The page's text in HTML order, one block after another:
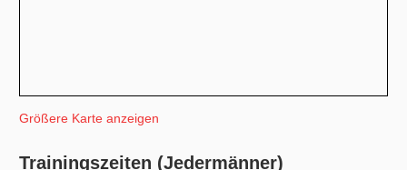
Größere Karte anzeigen
Trainingszeiten (Jedermänner)